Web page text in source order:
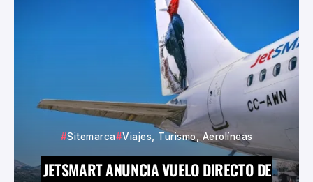
Sitemarca Viajes, Turismo, Aerolíneas
JETSMART ANUNCIA VUELO DIRECTO DE